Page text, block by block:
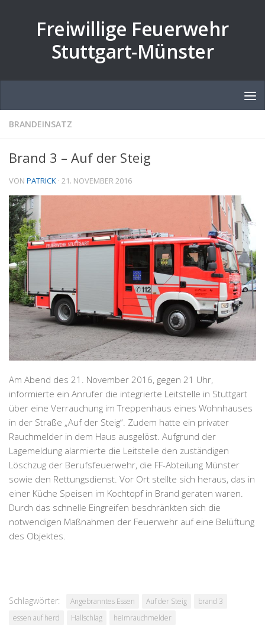
Freiwillige Feuerwehr
Stuttgart-Münster
BRANDEINSATZ
Brand 3 – Auf der Steig
VON PATRICK · 21. NOVEMBER 2016
Am Abend des 21. November 2016, gegen 21 Uhr,
informierte ein Anrufer die integrierte Leitstelle in Stuttgart
über eine Verrauchung im Treppenhaus eines Wohnhauses
in der Straße „Auf der Steig“. Zudem hatte ein privater
Rauchmelder in dem Haus ausgelöst. Aufgrund der
Lagemeldung alarmierte die Leitstelle den zuständigen
Löschzug der Berufsfeuerwehr, die FF-Abteilung Münster
sowie den Rettungsdienst. Vor Ort stellte sich heraus, das in
einer Küche Speisen im Kochtopf in Brand geraten waren.
Durch das schnelle Eingreifen beschränkten sich die
notwendigen Maßnahmen der Feuerwehr auf eine Belüftung
des Objektes.
Schlagwörter: Angebranntes Essen Auf der Steig
brand 3
essen auf herd
Hallschlag
heimrauchmelder